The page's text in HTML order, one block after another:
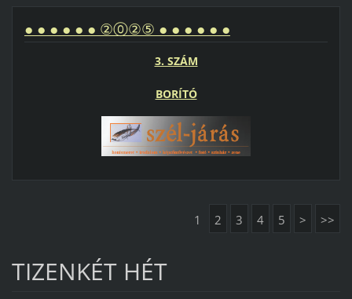
● ● ● ● ● ● ②⓪②⑤ ● ● ● ● ● ●
3. SZÁM
BORÍTÓ
1 2 3 4 5 > >>
TIZENKÉT HÉT